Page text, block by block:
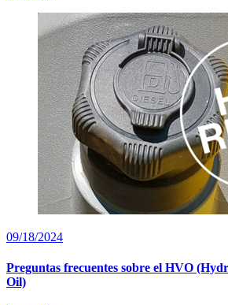
09/18/2024
Preguntas frecuentes sobre el HVO
Oil)